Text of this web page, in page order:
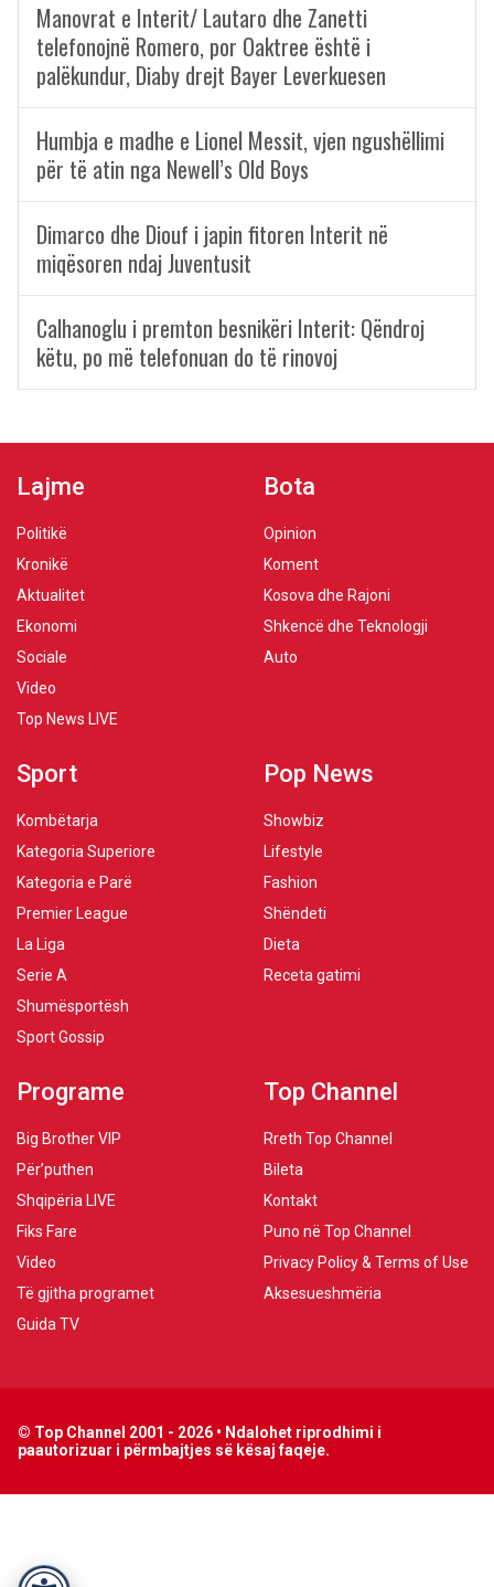
Manovrat e Interit/ Lautaro dhe Zanetti
telefonojnë Romero, por Oaktree është i
palëkundur, Diaby drejt Bayer Leverkuesen
Humbja e madhe e Lionel Messit, vjen ngushëllimi
për të atin nga Newell’s Old Boys
Dimarco dhe Diouf i japin fitoren Interit në
miqësoren ndaj Juventusit
Calhanoglu i premton besnikëri Interit: Qëndroj
këtu, po më telefonuan do të rinovoj
Lajme
Politikë
Kronikë
Aktualitet
Ekonomi
Sociale
Video
Top News LIVE
Bota
Opinion
Koment
Kosova dhe Rajoni
Shkencë dhe Teknologji
Auto
Sport
Kombëtarja
Kategoria Superiore
Kategoria e Parë
Premier League
La Liga
Serie A
Shumësportësh
Sport Gossip
Pop News
Showbiz
Lifestyle
Fashion
Shëndeti
Dieta
Receta gatimi
Programe
Big Brother VIP
Për’puthen
Shqipëria LIVE
Fiks Fare
Video
Të gjitha programet
Guida TV
Top Channel
Rreth Top Channel
Bileta
Kontakt
Puno në Top Channel
Privacy Policy & Terms of Use
Aksesueshmëria
© Top Channel 2001 - 2026 • Ndalohet riprodhimi i
paautorizuar i përmbajtjes së kësaj faqeje.